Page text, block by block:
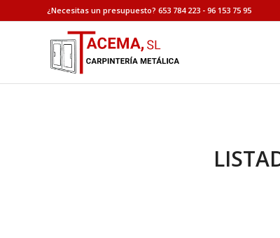
¿Necesitas un presupuesto? 653 784 223 - 96 153 75 95